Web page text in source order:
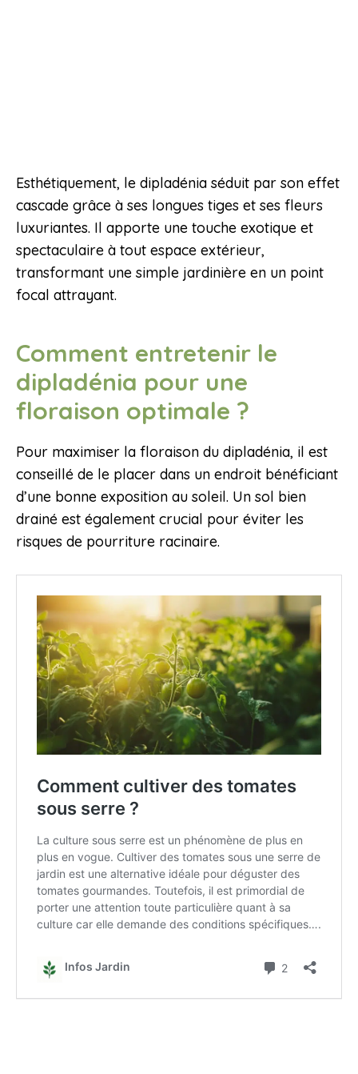
Esthétiquement, le dipladénia séduit par son effet
cascade grâce à ses longues tiges et ses fleurs
luxuriantes. Il apporte une touche exotique et
spectaculaire à tout espace extérieur,
transformant une simple jardinière en un point
focal attrayant.
Comment entretenir le
dipladénia pour une
floraison optimale ?
Pour maximiser la floraison du dipladénia, il est
conseillé de le placer dans un endroit bénéficiant
d’une bonne exposition au soleil. Un sol bien
drainé est également crucial pour éviter les
risques de pourriture racinaire.